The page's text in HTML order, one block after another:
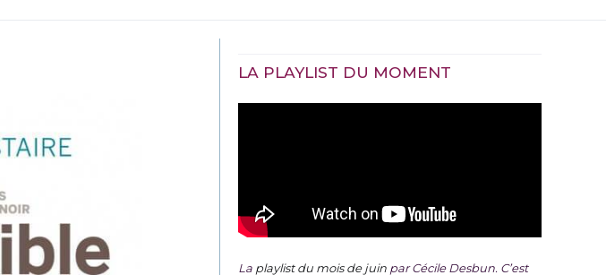
LA PLAYLIST DU MOMENT
La playlist du mois de juin par Cécile Desbun. C’est